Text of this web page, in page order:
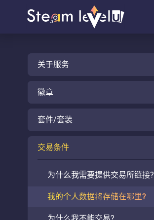
关于服务
徽章
套件/套装
交易条件
为什么我需要提供交易所链接?
我的个人数据将存储在哪里?
为什么我不能交易?